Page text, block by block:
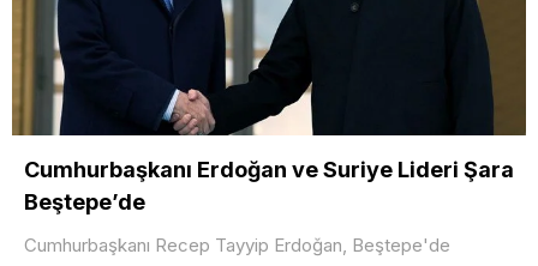
Cumhurbaşkanı Erdoğan ve Suriye Lideri Şara
Beştepe’de
Cumhurbaşkanı Recep Tayyip Erdoğan, Beştepe'de